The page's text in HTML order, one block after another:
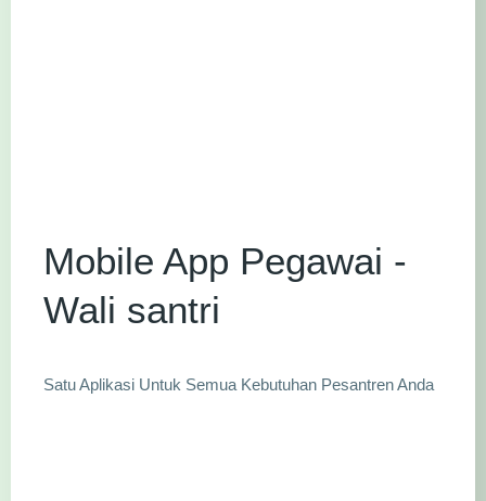
Mobile App Pegawai -
Wali santri
Satu Aplikasi Untuk Semua Kebutuhan Pesantren Anda